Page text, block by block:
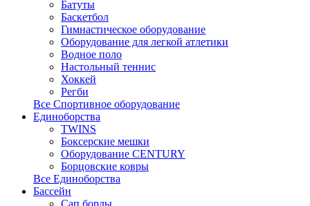
Батуты
Баскетбол
Гимнастическое оборудование
Оборудование для легкой атлетики
Водное поло
Настольный теннис
Хоккей
Регби
Все Спортивное оборудование
Единоборства
TWINS
Боксерские мешки
Оборудование CENTURY
Борцовские ковры
Все Единоборства
Бассейн
Сап борды